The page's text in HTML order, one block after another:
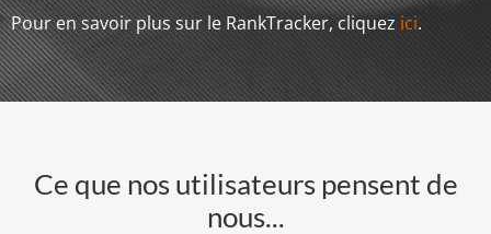
Pour en savoir plus sur le RankTracker, cliquez ici.
Ce que nos utilisateurs pensent de
nous...